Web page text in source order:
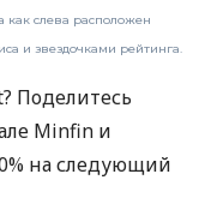
как слева расположен
и звездочками рейтинга.
Поделитесь
Minfin и
на следующий